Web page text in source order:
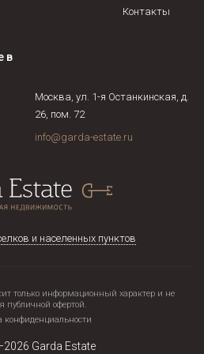
Контакты
в
Москва, ул. 1-я Останкинская, д.
26, пом. 72
info@garda-estate.ru
и населенных пунктов
только информационный характер и не
публичной офертой.
конфиденциальности
Garda Estate